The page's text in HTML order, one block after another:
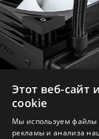
Этот веб-сайт
cookie
Мы используем файлы
рекламы и анализа